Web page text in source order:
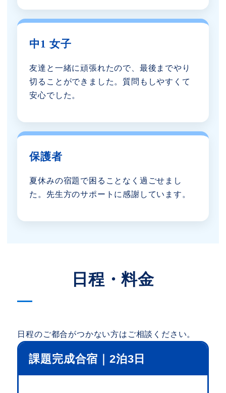
中1 女子
友達と一緒に頑張れたので、最後までやり
切ることができました。質問もしやすくて
安心でした。
保護者
夏休みの宿題で困ることなく過ごせまし
た。先生方のサポートに感謝しています。
日程・料金
日程のご都合がつかない方はご相談ください。
課題完成合宿｜2泊3日